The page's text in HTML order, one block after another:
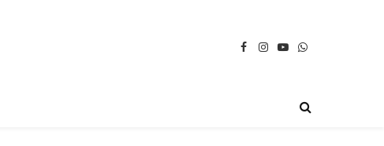
Facebook
Instagram
YouTubeWhatsApp